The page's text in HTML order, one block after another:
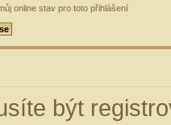
online stav pro toto přihlášení
být